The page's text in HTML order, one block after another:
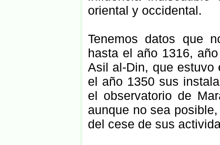
oriental y occidental.
Tenemos datos que
hasta el año 1316,
Asil al-Din, que estuvo
el año 1350 sus
el observatorio de
aunque no sea
del cese de sus